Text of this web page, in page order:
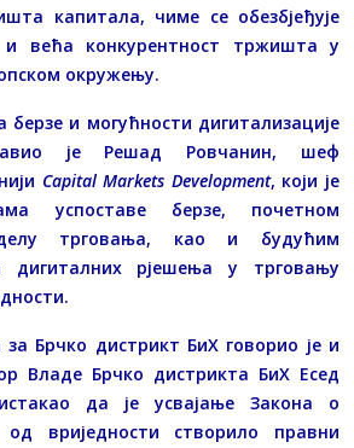
капитала, чиме се обезбјеђује
и већа конкурентност тржишта у
окружењу.
берзе и могућности дигитализације
је Решад Ровчанин, шеф
Capital Markets Development, који је
успоставе берзе, почетном
трговања, као и будућим
дигиталних рјешења у трговању
за Брчко дистрикт БиХ говорио је и
Владе Брчко дистрикта БиХ Есед
да је усвајање Закона о
вриједности створило правни